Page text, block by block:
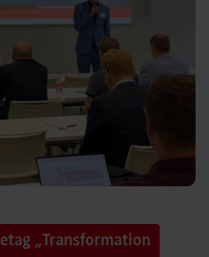
„Transformation